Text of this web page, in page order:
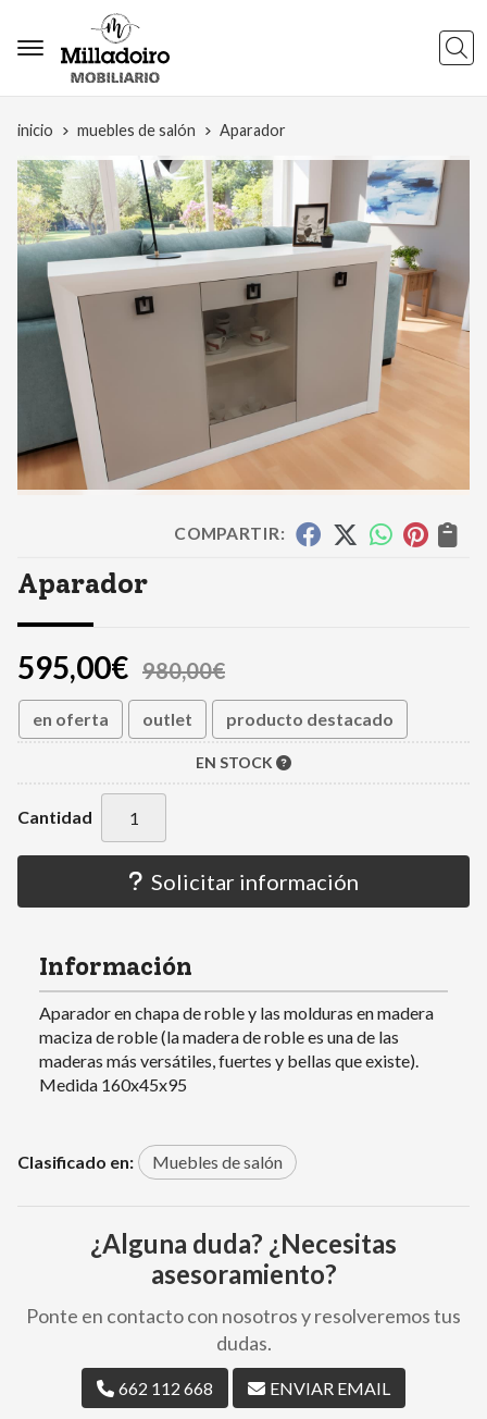
inicio muebles de salón Aparador
COMPARTIR:
Aparador
595,00€ 980,00€
en oferta outlet producto destacado
EN STOCK
Cantidad
Solicitar información
Información
Aparador en chapa de roble y las molduras en madera
maciza de roble (la madera de roble es una de las
maderas más versátiles, fuertes y bellas que existe).
Medida 160x45x95
Clasificado en: Muebles de salón
¿Alguna duda? ¿Necesitas
asesoramiento?
Ponte en contacto con nosotros y resolveremos tus
dudas.
662 112 668 ENVIAR EMAIL